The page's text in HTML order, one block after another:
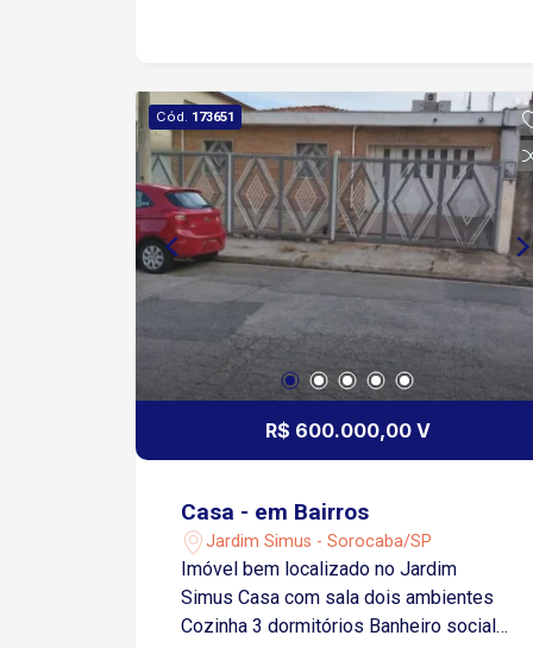
o que é ideal para quem tem mais de
um carro ou para receber visitas. A área
útil da casa é de 90,00m2 e a área do
terreno é de 132,00m2, o que
proporciona um espaço amplo e
agradável para toda a família. A casa
está localizada em um bairro tranquilo e
seguro, com fácil acesso a diversos
pontos da cidade. Além disso, o Jardim
Residencial Villa Amato conta com uma
infraestrutura completa, com escolas,
supermercados, farmácias e muito
Sorocaba. Entre em contato conosco e
agende uma visita. Estamos à
disposição para esclarecer todas as
suas dúvidas e ajudá-lo a realizar o
sonho da casa própria. Aceita troca de
Cód. 173651
R$ 600.000,00 V
Casa - em Bairros
Jardim Simus - Sorocaba/SP
Imóvel bem localizado no Jardim
Simus Casa com sala dois ambientes
Cozinha 3 dormitórios Banheiro social